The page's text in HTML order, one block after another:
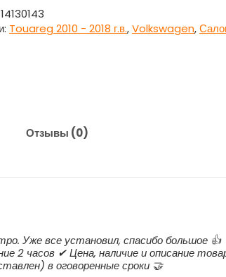
14130143
Touareg 2010 - 2018 г.в.,Volkswagen,
Отзывы (0)
Уже все установил, спасибо большое 👍
2 часов ✔ Цена, наличие и описание
в оговоренные сроки 🤝